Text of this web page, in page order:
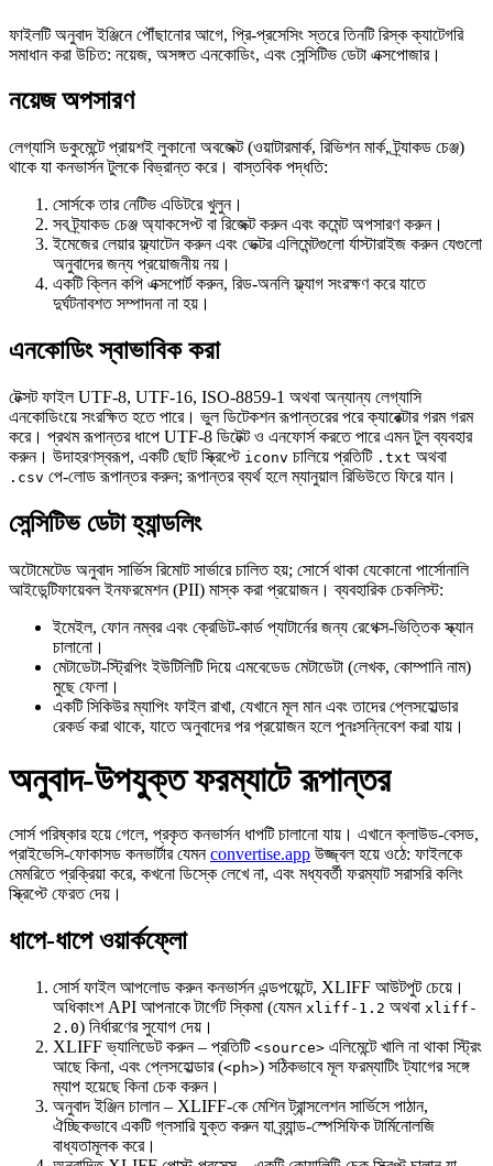
ফাইলটি অনুবাদ ইঞ্জিনে পৌঁছানোর আগে, প্রি‑প্রসেসিং স্তরে তিনটি রিস্ক ক্যাটেগরি
সমাধান করা উচিত: নয়েজ, অসঙ্গত এনকোডিং, এবং সেন্সিটিভ ডেটা এক্সপোজার।
নয়েজ অপসারণ
লেগ্যাসি ডকুমেন্টে প্রায়শই লুকানো অবজেক্ট (ওয়াটারমার্ক, রিভিশন মার্ক, ট্র্যাকড চেঞ্জ)
থাকে যা কনভার্সন টুলকে বিভ্রান্ত করে। বাস্তবিক পদ্ধতি:
সোর্সকে তার নেটিভ এডিটরে খুলুন।
সব ট্র্যাকড চেঞ্জ অ্যাকসেপ্টবা রিজেক্টকরুন এবং কমেন্ট অপসারণ করুন।
ইমেজের লেয়ার ফ্ল্যাটেন করুন এবং ভেক্টর এলিমেন্টগুলো র্যাস্টারাইজ করুন যেগুলো
অনুবাদের জন্য প্রয়োজনীয় নয়।
একটি ক্লিন কপি এক্সপোর্ট করুন, রিড‑অনলি ফ্ল্যাগ সংরক্ষণ করে যাতে
দুর্ঘটনাবশত সম্পাদনা না হয়।
এনকোডিং স্বাভাবিক করা
টেক্সট ফাইল UTF‑8, UTF‑16, ISO‑8859‑1 অথবা অন্যান্য লেগ্যাসি
এনকোডিংয়ে সংরক্ষিত হতে পারে। ভুল ডিটেকশন রূপান্তরের পরে ক্যারেক্টার গরম গরম
করে। প্রথম রূপান্তর ধাপে UTF‑8 ডিটেক্ট ও এনফোর্স করতে পারে এমন টুল ব্যবহার
করুন। উদাহরণস্বরূপ, একটি ছোট স্ক্রিপ্টে iconv চালিয়ে প্রতিটি .txt অথবা
.csv পে-লোড রূপান্তর করুন; রূপান্তর ব্যর্থ হলে ম্যানুয়াল রিভিউতে ফিরে যান।
সেন্সিটিভ ডেটা হ্যান্ডলিং
অটোমেটেড অনুবাদ সার্ভিস রিমোট সার্ভারে চালিত হয়; সোর্সে থাকা যেকোনো পার্সোনালি
আইডেন্টিফায়েবল ইনফরমেশন (PII) মাস্ক করা প্রয়োজন। ব্যবহারিক চেকলিস্ট:
ইমেইল, ফোন নম্বর এবং ক্রেডিট‑কার্ড প্যাটার্নের জন্য রেগেক্স‑ভিত্তিক স্ক্যান
চালানো।
মেটাডেটা‑স্ট্রিপিং ইউটিলিটি দিয়ে এমবেডেড মেটাডেটা (লেখক, কোম্পানি নাম)
মুছে ফেলা।
একটি সিকিউর ম্যাপিং ফাইল রাখা, যেখানে মূল মান এবং তাদের প্লেসহোল্ডার
রেকর্ড করা থাকে, যাতে অনুবাদের পর প্রয়োজন হলে পুনঃসন্নিবেশ করা যায়।
অনুবাদ‑উপযুক্ত ফরম্যাটে রূপান্তর
সোর্স পরিষ্কার হয়ে গেলে, প্রকৃত কনভার্সন ধাপটি চালানো যায়। এখানে ক্লাউড‑বেসড,
প্রাইভেসি‑ফোকাসড কনভার্টার যেমনconvertise.app উজ্জ্বল হয়ে ওঠে: ফাইলকে
মেমরিতে প্রক্রিয়া করে, কখনো ডিস্কে লেখে না, এবং মধ্যবর্তী ফরম্যাট সরাসরি কলিং
স্ক্রিপ্টে ফেরত দেয়।
ধাপে‑ধাপে ওয়ার্কফ্লো
সোর্স ফাইল আপলোড করুন কনভার্সন এন্ডপয়েন্টে, XLIFF আউটপুট চেয়ে।
অধিকাংশ API আপনাকে টার্গেট স্কিমা (যেমন xliff-1.2 অথবা xliff-
2.0) নির্ধারণের সুযোগ দেয়।
XLIFF ভ্যালিডেটকরুন – প্রতিটি <source> এলিমেন্টে খালি না থাকা স্ট্রিং
আছে কিনা, এবং প্লেসহোল্ডার (<ph>) সঠিকভাবে মূল ফরম্যাটিং ট্যাগের সঙ্গে
ম্যাপ হয়েছে কিনা চেক করুন।
অনুবাদ ইঞ্জিন চালান– XLIFF-কে মেশিন ট্রান্সলেশন সার্ভিসে পাঠান,
ঐচ্ছিকভাবে একটি গ্লসারি যুক্ত করুন যা ব্র্যান্ড‑স্পেসিফিক টার্মিনোলজি
বাধ্যতামূলক করে।